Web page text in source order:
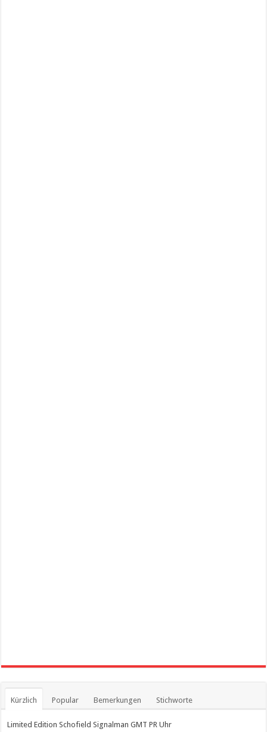
Kürzlich Popular Bemerkungen Stichworte
Limited Edition Schofield Signalman GMT PR Uhr